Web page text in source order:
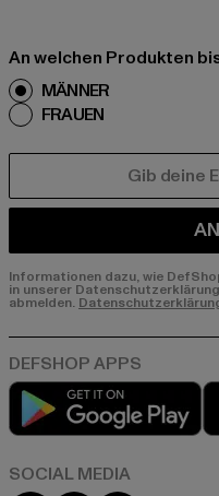
An welchen Produkten
MÄNNER
FRAUEN
Informationen dazu, wie
in unserer
abmelden.